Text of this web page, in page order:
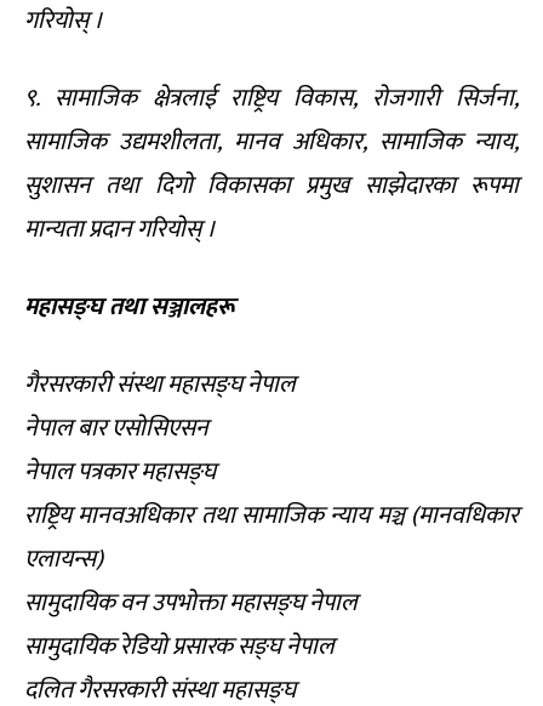
गरियोस् ।
९. सामाजिक क्षेत्रलाई राष्ट्रिय विकास, रोजगारी सिर्जना,
सामाजिक उद्यमशीलता, मानव अधिकार, सामाजिक न्याय,
सुशासन तथा दिगो विकासका प्रमुख साझेदारका रूपमा
मान्यता प्रदान गरियोस् ।
महासङ्घ तथा सञ्जालहरू
गैरसरकारी संस्था महासङ्घ नेपाल
नेपाल बार एसोसिएसन
नेपाल पत्रकार महासङ्घ
राष्ट्रिय मानवअधिकार तथा सामाजिक न्याय मञ्च (मानवधिकार
एलायन्स)
सामुदायिक वन उपभोक्ता महासङ्घ नेपाल
सामुदायिक रेडियो प्रसारक सङ्घ नेपाल
दलित गैरसरकारी संस्था महासङ्घ